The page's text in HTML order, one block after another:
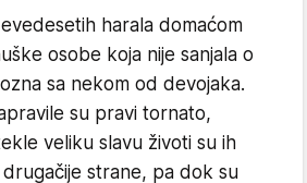
harala domaćom
osobe koja nije sanjala o
sa nekom od devojaka.
su pravi tornato,
veliku slavu životi su ih
strane, pa dok su